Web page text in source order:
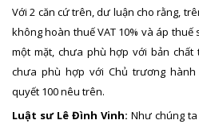
Với 2 căn cứ trên, dư luận cho rằng,
không hoàn thuế VAT 10% và áp thuế
một mặt, chưa phù hợp với bản chất
chưa phù hợp với Chủ trương
quyết 100 nêu trên.
Luật sư Lê Đình Vinh: Như chúng